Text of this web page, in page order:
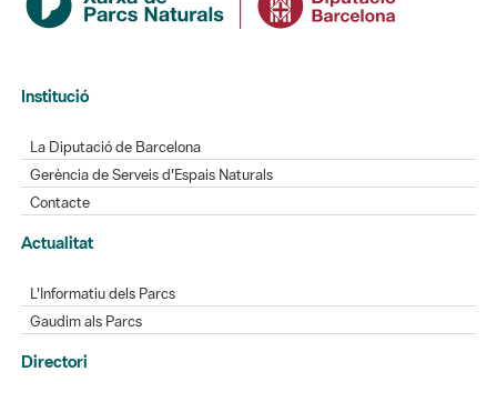
Institució
La Diputació de Barcelona
Gerència de Serveis d'Espais Naturals
Contacte
Actualitat
L'Informatiu dels Parcs
Gaudim als Parcs
Directori